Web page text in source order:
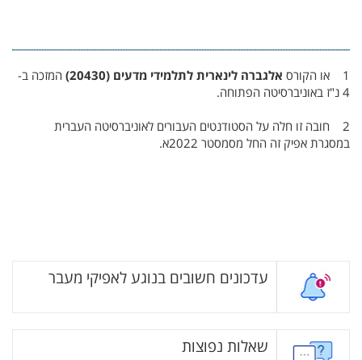
1 או הקורס אלגברה לינארית לתלמידי מדעים (20430)
המזכה ב-
4 נ"ז באוניברסיטה הפתוחה.
2 חובה זו חלה על הסטודנטים העבורים לאוניברסיטה העברית
במסגרת אפיק זה החל מסמסטר 2022א.
עדכונים חשובים בנוגע לאפיקי מעבר
שאלות נפוצות